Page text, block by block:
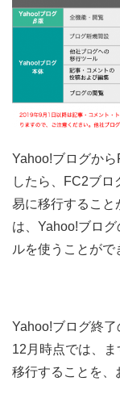
Yahoo!ブログか
したら、FC2ブロ
易に移行すること
は、Yahoo!ブロ
ルを使うことがで
Yahoo!ブログ終
12月時点では、
移行することを、